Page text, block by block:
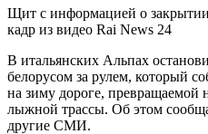
Щит с информацией о
кадр из видео Rai News 24
В итальянских Альпах
белорусом за рулем, который
на зиму дороге, превращаемой
лыжной трассы. Об этом
другие СМИ.